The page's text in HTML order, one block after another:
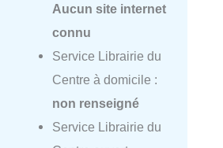
Aucun site internet
connu
Service Librairie du
Centre à domicile :
non renseigné
Service Librairie du